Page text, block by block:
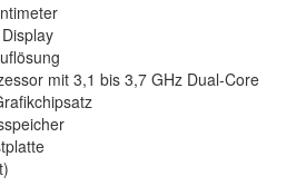
mit 3,1 bis 3,7 GHz Dual-Core